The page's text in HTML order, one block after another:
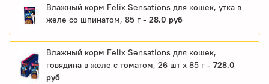
Влажный корм Felix Sensations для кошек, утка в
желе со шпинатом, 85 г - 28.0 руб
Влажный корм Felix Sensations для кошек,
говядина в желе с томатом, 26 шт x 85 г - 728.0
руб